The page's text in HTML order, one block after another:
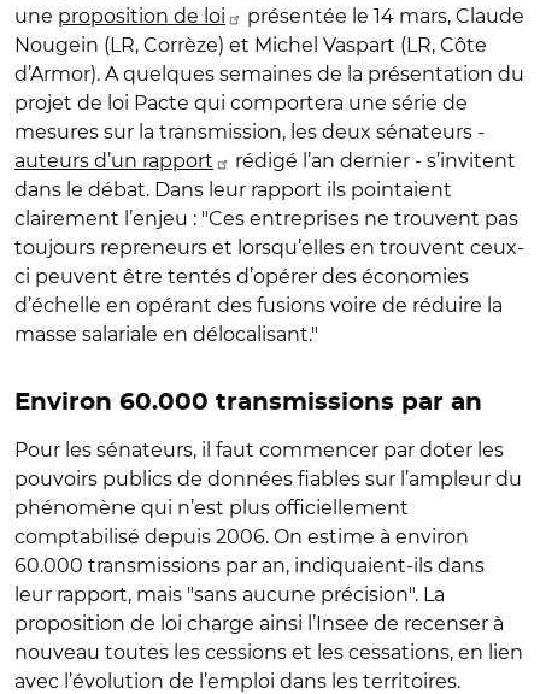
une proposition de loi
présentée le 14 mars, Claude
Nougein (LR, Corrèze) et Michel Vaspart (LR, Côte
d’Armor). A quelques semaines de la présentation du
projet de loi Pacte qui comportera une série de
mesures sur la transmission, les deux sénateurs -
auteurs d’un rapport
rédigé l’an dernier - s’invitent
dans le débat. Dans leur rapport ils pointaient
clairement l’enjeu : "Ces entreprises ne trouvent pas
toujours repreneurs et lorsqu’elles en trouvent ceux-
ci peuvent être tentés d’opérer des économies
d’échelle en opérant des fusions voire de réduire la
masse salariale en délocalisant."
Environ 60.000 transmissions par an
Pour les sénateurs, il faut commencer par doter les
pouvoirs publics de données fiables sur l’ampleur du
phénomène qui n’est plus officiellement
comptabilisé depuis 2006. On estime à environ
60.000 transmissions par an, indiquaient-ils dans
leur rapport, mais "sans aucune précision". La
proposition de loi charge ainsi l’Insee de recenser à
nouveau toutes les cessions et les cessations, en lien
avec l’évolution de l’emploi dans les territoires.